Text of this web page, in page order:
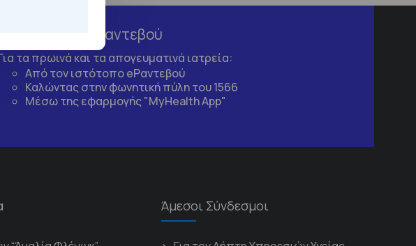
Τηλέφωνα για Ραντεβού
τα πρωινά και τα απογευματινά ιατρεία:
Από τον ιστότοποeΡαντεβού
Καλώντας στην φωνητική πύλη του 1566
Μέσω της εφαρμογής "MyHealth App"
Άμεσοι Σύνδεσμοι